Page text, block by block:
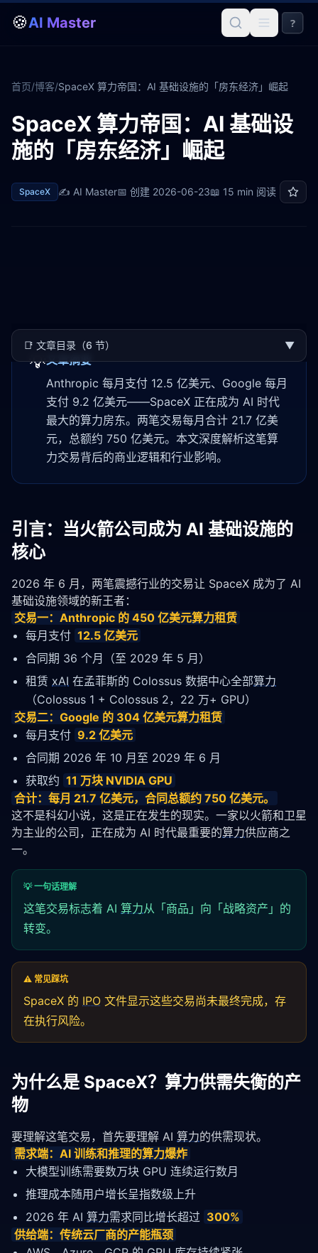
🍪AI Master ?
首页/博客/SpaceX 算力帝国：AI 基础设施的「房东经济」崛起
SpaceX 算力帝国：AI 基础设
施的「房东经济」崛起
SpaceX ✍️ AI Master📅 创建 2026-06-23📖 15 min 阅读
📑 文章目录（6 节） ▼
💡文章摘要
Anthropic 每月支付 12.5 亿美元、Google 每月
支付 9.2 亿美元——SpaceX 正在成为 AI 时代
最大的算力房东。两笔交易每月合计 21.7 亿美
元，总额约 750 亿美元。本文深度解析这笔算
力交易背后的商业逻辑和行业影响。
引言：当火箭公司成为 AI 基础设施的
核心
2026 年 6 月，两笔震撼行业的交易让 SpaceX 成为了 AI
基础设施领域的新王者：
交易一：Anthropic 的 450 亿美元算力租赁
每月支付 12.5 亿美元
合同期 36 个月（至 2029 年 5 月）
租赁 xAI 在孟菲斯的 Colossus 数据中心全部算力
（Colossus 1 + Colossus 2，22 万+ GPU）
交易二：Google 的 304 亿美元算力租赁
每月支付 9.2 亿美元
合同期 2026 年 10 月至 2029 年 6 月
获取约 11 万块 NVIDIA GPU
合计：每月 21.7 亿美元，合同总额约 750 亿美元。
这不是科幻小说，这是正在发生的现实。一家以火箭和卫星
为主业的公司，正在成为 AI 时代最重要的算力供应商之
一。
💡 一句话理解
这笔交易标志着 AI 算力从「商品」向「战略资产」的
转变。
⚠️ 常见踩坑
SpaceX 的 IPO 文件显示这些交易尚未最终完成，存
在执行风险。
为什么是 SpaceX？算力供需失衡的产
物
要理解这笔交易，首先要理解 AI 算力的供需现状。
需求端：AI 训练和推理的算力爆炸
大模型训练需要数万块 GPU 连续运行数月
推理成本随用户增长呈指数级上升
2026 年 AI 算力需求同比增长超过 300%
供给端：传统云厂商的产能瓶颈